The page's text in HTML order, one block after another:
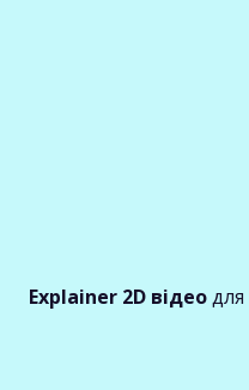
Explainer 2D відеодля